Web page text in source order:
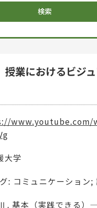
授業におけるビジ
www.youtube.com/
大学
: コミュニケーション;
基本（実践できる）